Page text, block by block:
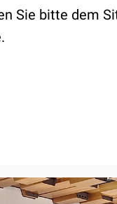
Sie bitte dem